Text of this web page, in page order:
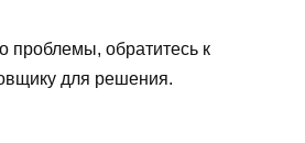
проблемы, обратитесь к
для решения.